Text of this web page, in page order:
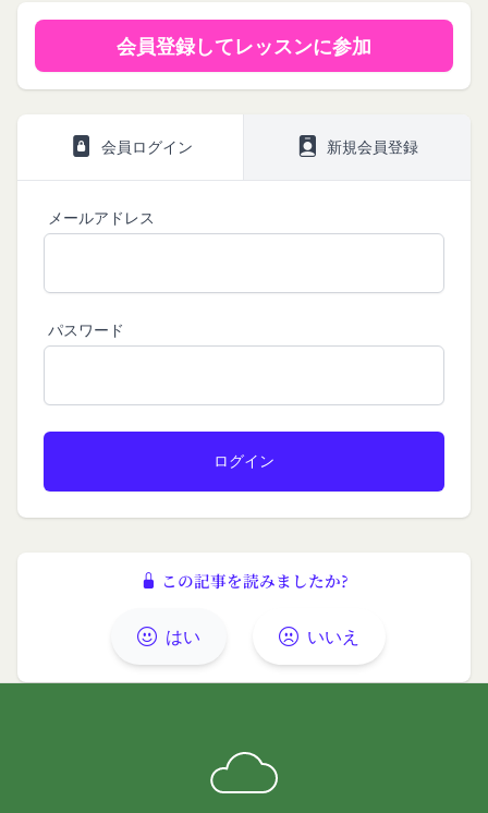
会員登録してレッスンに参加
会員ログイン 新規会員登録
メールアドレス
パスワード
この記事を読みましたか?
はい いいえ
改善
当社は、利用者情報の取扱いに関する運用状況を適
宜見直し、継続的な改善に努めるものとし、必要に
となく変更することがあります。変更後の本ポリシ
ーについては、当社が別途定める場合を除いて、当
社ウェブサイトでの公示後、すぐに効力が発生する
ものとします。但し、法令上お客様の同意が必要と
す。
その他の注意事項
当社が提供するサービスは、当社が管理するサービ
れら外部サービスにおける内容や利用者情報の保護
については、当社は一切責任を負いません。
発効日：2021年9月1日
る行為を行ってはならないものとします。
つく行為または公序良俗に反する行為
員情報を入力する行為
本サービスの運営を妨害するおそれのある行為
ある行為
当社または第三者を誹謗、中傷する行為
合、当社は、通知または催告をすることなく、当該
の利用禁止、停止、本サービス上に公開した提供物
（本規約第10条3項で定義します。）の削除その他
社は、会員に対し、当該措置を講じた理由を開示す
る義務及び当該措置により会員に生じた損害を賠償